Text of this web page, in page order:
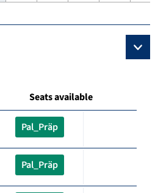
Seats available
Pal_Präp
Pal_Präp